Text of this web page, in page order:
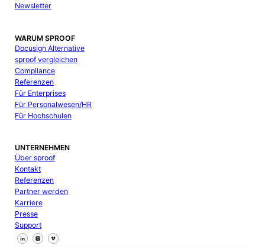
Newsletter
WARUM SPROOF
Docusign Alternative
sproof vergleichen
Compliance
Referenzen
Für Enterprises
Für Personalwesen/HR
Für Hochschulen
UNTERNEHMEN
Über sproof
Kontakt
Referenzen
Partner werden
Karriere
Presse
Support
Follow us on Facebook
Follow us on X
Follow us on LinkedIn